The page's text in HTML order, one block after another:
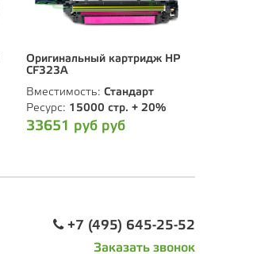
Оригинальный картридж HP
CF323A
Вместимость: Стандарт
Ресурс: 15000 стр. + 20%
33651 руб руб
+7 (495) 645-25-52
Заказать звонок